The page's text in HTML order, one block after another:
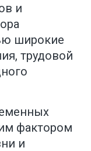
и
широкие
трудовой
фактором
и